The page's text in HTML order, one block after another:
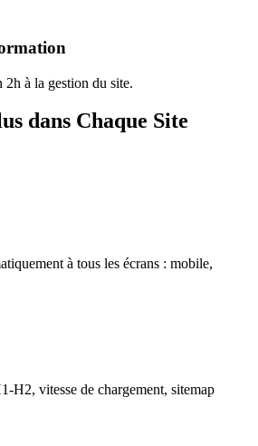
à la gestion du site.
dans Chaque Site
à tous les écrans : mobile,
H2, vitesse de chargement, sitemap